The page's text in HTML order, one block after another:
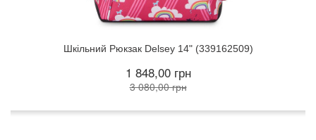
Шкільний Рюкзак Delsey 14" (339162509)
1 848,00 грн
3 080,00 грн